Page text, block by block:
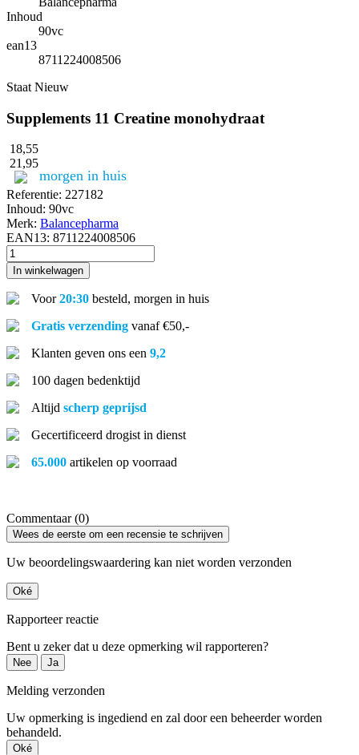
Inhoud
90vc
ean13
8711224008506
Staat Nieuw
Supplements 11 Creatine monohydraat
18,55
21,95
morgen in huis
Referentie: 227182
Inhoud: 90vc
Merk: Balancepharma
EAN13: 8711224008506
In winkelwagen
Voor20:30 besteld, morgen in huis
Gratis verzending vanaf €50,-
Klanten geven ons een 9,2
100 dagen bedenktijd
Altijd scherp geprijsd
Gecertificeerd drogist in dienst
65.000 artikelen op voorraad
Commentaar (0)
Wees de eerste om een recensie te schrijven
Uw beoordelingswaardering kan niet worden verzonden
Oké
Rapporteer reactie
Bent u zeker dat u deze opmerking wil rapporteren?
Nee Ja
Melding verzonden
Uw opmerking is ingediend en zal door een beheerder worden
behandeld.
Oké